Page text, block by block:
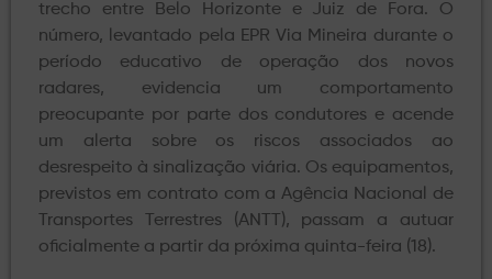
trecho entre Belo Horizonte e Juiz de Fora. O
número, levantado pela EPR Via Mineira durante o
período educativo de operação dos novos
radares, evidencia um comportamento
preocupante por parte dos condutores e acende
um alerta sobre os riscos associados ao
desrespeito à sinalização viária. Os equipamentos,
previstos em contrato com a Agência Nacional de
Transportes Terrestres (ANTT), passam a autuar
oficialmente a partir da próxima quinta-feira (18).